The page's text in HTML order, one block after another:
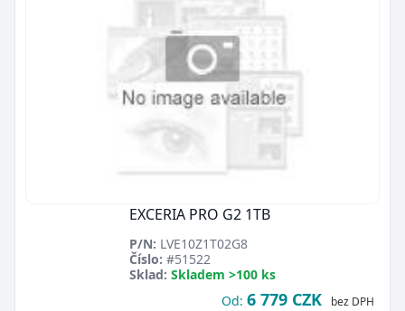
EXCERIA PRO G2 1TB
P/N: LVE10Z1T02G8
Číslo: #51522
Sklad: Skladem >100 ks
Od: 6 779 CZK bez DPH